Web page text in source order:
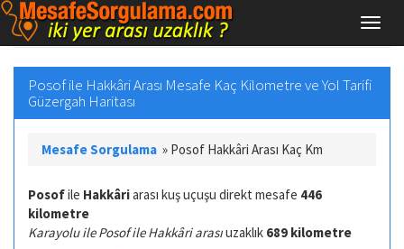
Posof ile Hakkâri Arası Mesafe Kaç Kilometre ve Yol Tarifi
Güzergah Haritası
Mesafe Sorgulama » Posof Hakkâri Arası Kaç Km
Posofile Hakkâriarası kuş uçuşu direkt mesafe 446
kilometre
Karayolu ile Posof ile Hakkâri arasıuzaklık 689 kilometre